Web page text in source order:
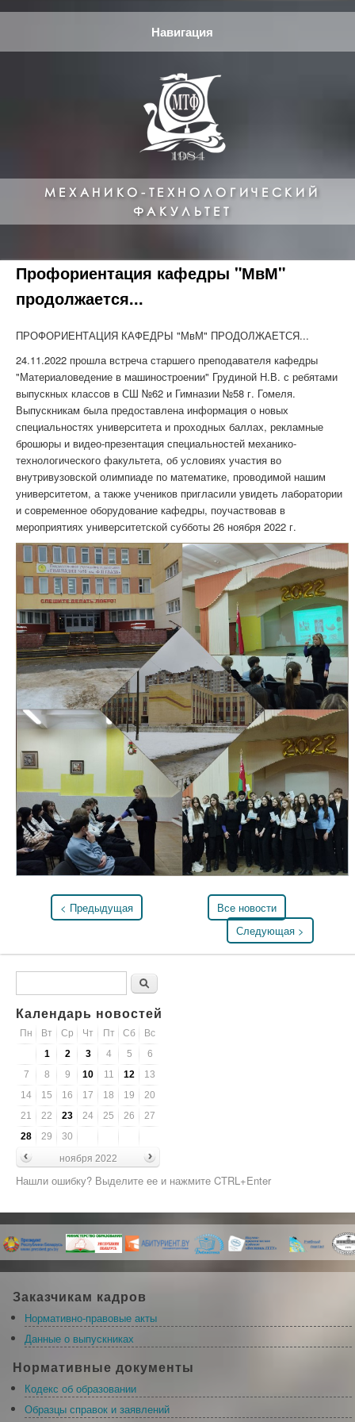
Навигация
МЕХАНИКО-ТЕХНОЛОГИЧЕСКИЙ
ФАКУЛЬТЕТ
Профориентация кафедры "МвМ"
продолжается...
ПРОФОРИЕНТАЦИЯ КАФЕДРЫ "МвМ" ПРОДОЛЖАЕТСЯ...
24.11.2022 прошла встреча старшего преподавателя кафедры
"Материаловедение в машиностроении" Грудиной Н.В. с ребятами
выпускных классов в СШ №62 и Гимназии №58 г. Гомеля.
Выпускникам была предоставлена информация о новых
специальностях университета и проходных баллах, рекламные
брошюры и видео-презентация специальностей механико-
технологического факультета, об условиях участия во
внутривузовской олимпиаде по математике, проводимой нашим
университетом, а также учеников пригласили увидеть лаборатории
и современное оборудование кафедры, поучаствовав в
мероприятиях университетской субботы 26 ноября 2022 г.
< Предыдущая
Все новости
Следующая >
Поиск
Календарь новостей
Пн Вт Ср Чт Пт Сб
Вс
1
2 3 4 5
6
7
8 9 10 11 12
13
14
15 16 17 18 19
20
21
22 23 24 25 26
27
28
29
30
ноября 2022
Нашли ошибку? Выделите ее и нажмите CTRL+Enter
Заказчикам кадров
Нормативно-правовые акты
Данные о выпускниках
Нормативные документы
Кодекс об образовании
Образцы справок и заявлений